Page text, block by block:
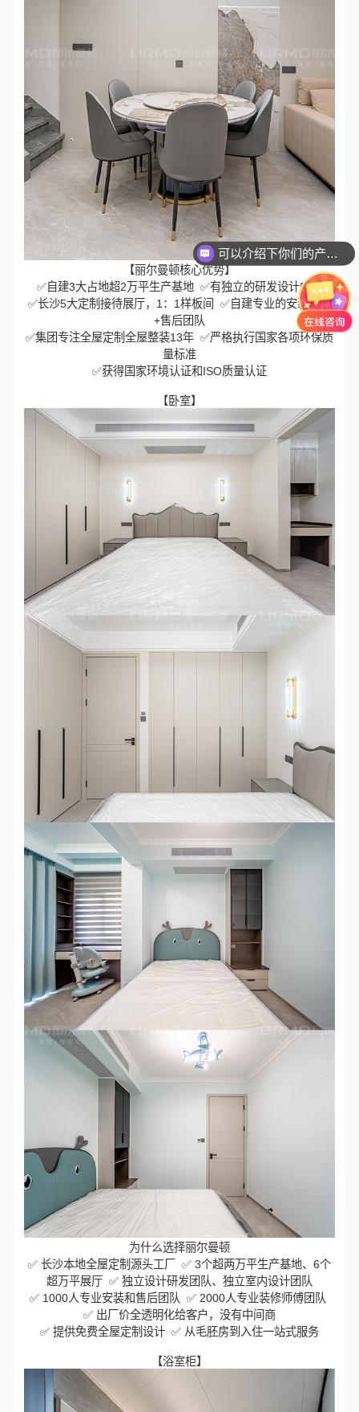
【丽尔曼顿核心优势】
✅自建3大占地超2万平生产基地 ✅有独立的研发设计中心
✅长沙5大定制接待展厅，1：1样板间 ✅自建专业的安装团队
+售后团队
✅集团专注全屋定制全屋整装13年 ✅严格执行国家各项环保质
量标准
✅获得国家环境认证和ISO质量认证
【卧室】
为什么选择丽尔曼顿
✅ 长沙本地全屋定制源头工厂 ✅ 3个超两万平生产基地、6个
超万平展厅 ✅ 独立设计研发团队、独立室内设计团队
✅ 1000人专业安装和售后团队 ✅ 2000人专业装修师傅团队
✅ 出厂价全透明化给客户，没有中间商
✅ 提供免费全屋定制设计 ✅ 从毛胚房到入住一站式服务
【浴室柜】
你们是怎么收费的呢？